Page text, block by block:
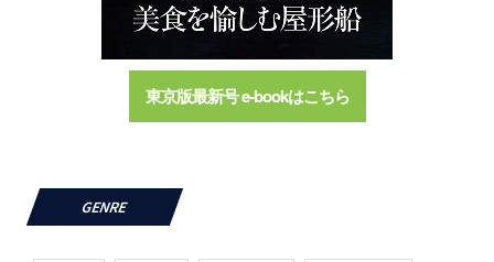
東京版最新号 e-bookはこちら
GENRE